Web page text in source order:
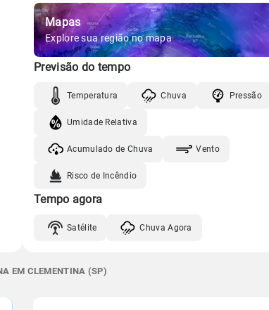
Mapas
Explore sua região no mapa
Previsão do tempo
Temperatura Chuva Pressão
Umidade Relativa
Acumulado de Chuva Vento
Risco de Incêndio
Tempo agora
Satélite Chuva Agora
EM CLEMENTINA (SP)